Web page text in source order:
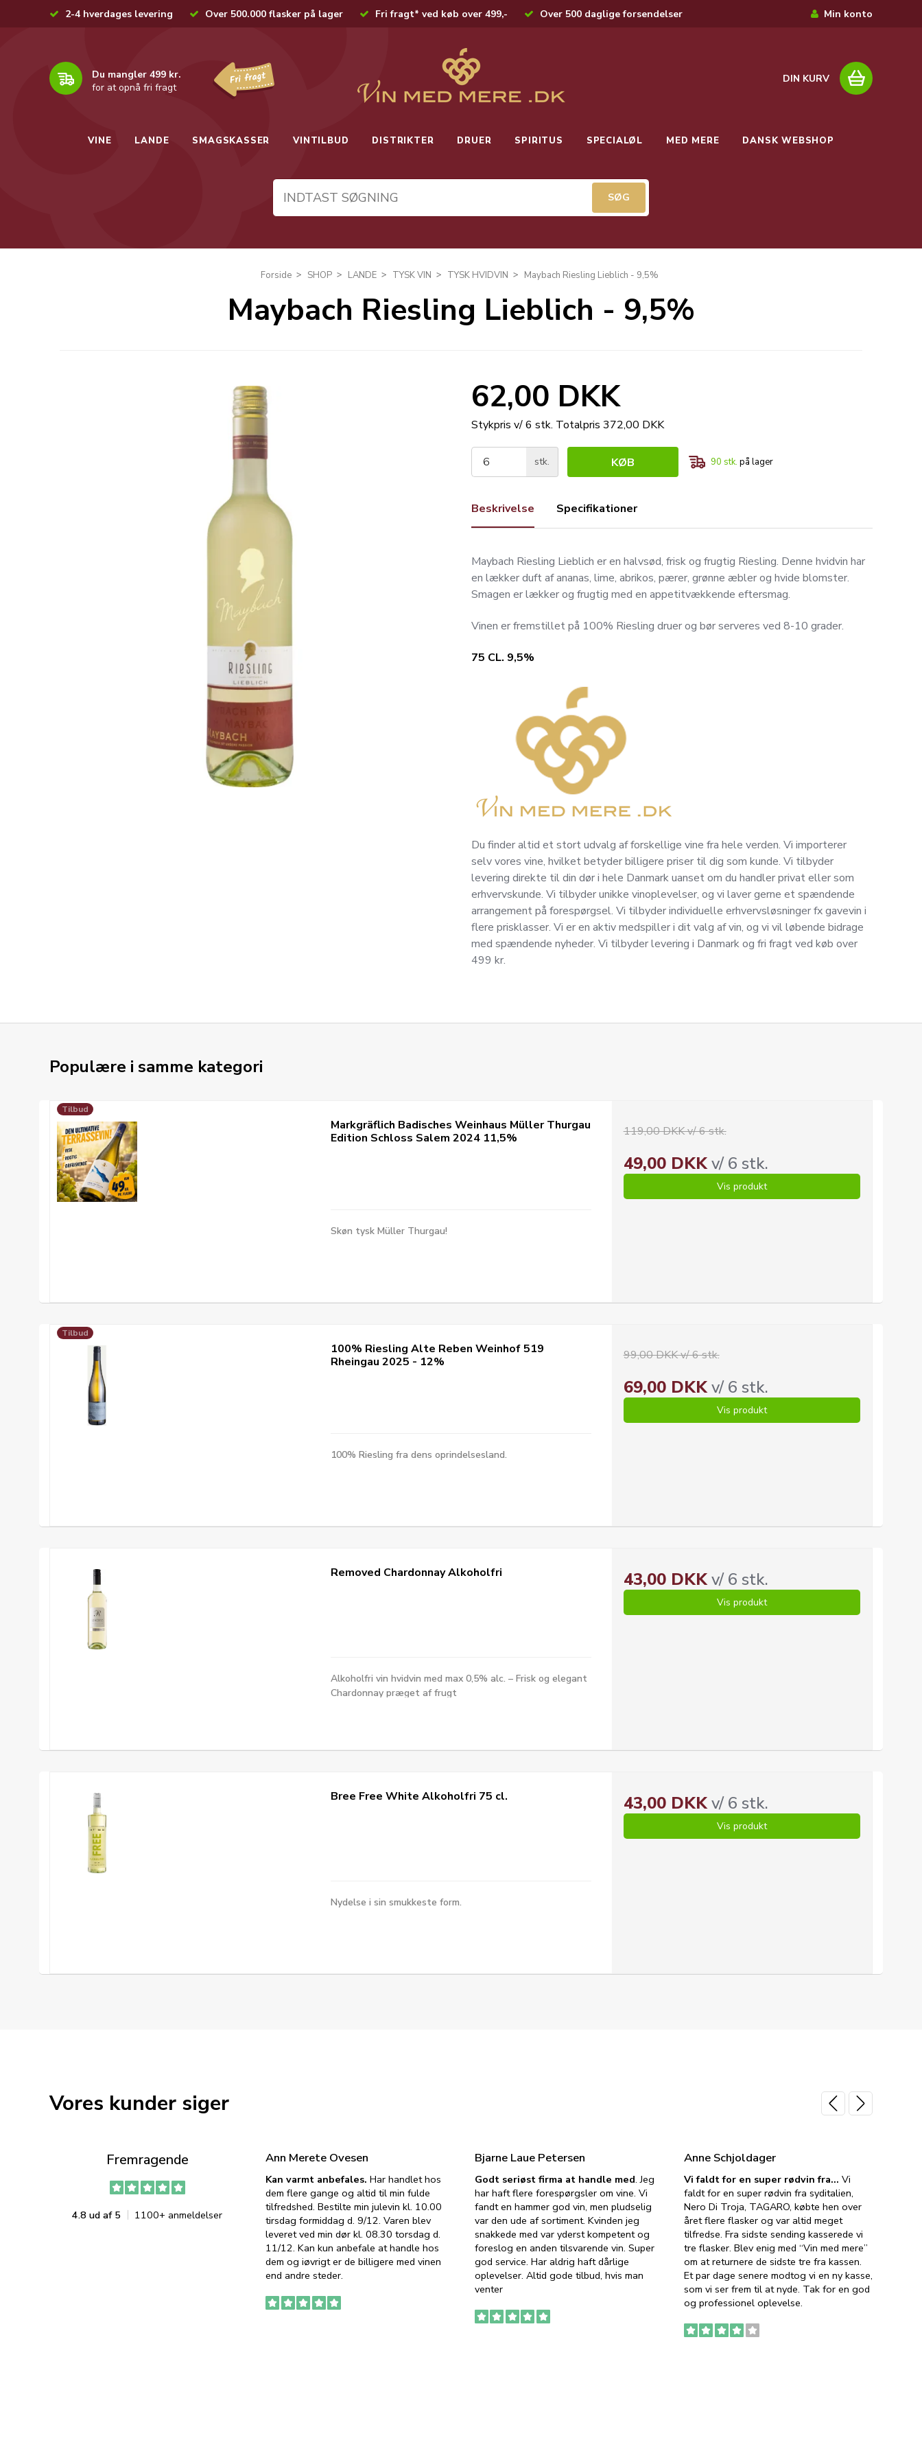
2-4 hverdages levering Over 500.000 flasker på lager Fri fragt* ved køb over 499,- Over 500 daglige forsendelser Min konto
Du mangler 499 kr.
for at opnå fri fragt
DIN KURV
VINE LANDE SMAGSKASSER VINTILBUD DISTRIKTER DRUER SPIRITUS SPECIALØL MED MERE DANSK WEBSHOP
Forside SHOP LANDE TYSK VIN TYSK HVIDVIN Maybach Riesling Lieblich - 9,5%
Maybach Riesling Lieblich - 9,5%
62,00 DKK
Stykpris v/ 6 stk. Totalpris 372,00 DKK
stk. KØB 90 stk. på lager
Beskrivelse Specifikationer
Maybach Riesling Lieblich er en halvsød, frisk og frugtig Riesling. Denne hvidvin har
en lækker duft af ananas, lime, abrikos, pærer, grønne æbler og hvide blomster.
Smagen er lækker og frugtig med en appetitvækkende eftersmag.
Vinen er fremstillet på 100% Riesling druer og bør serveres ved 8-10 grader.
75 CL. 9,5%
Du finder altid et stort udvalg af forskellige vine fra hele verden. Vi importerer
selv vores vine, hvilket betyder billigere priser til dig som kunde. Vi tilbyder
levering direkte til din dør i hele Danmark uanset om du handler privat eller som
erhvervskunde. Vi tilbyder unikke vinoplevelser, og vi laver gerne et spændende
arrangement på forespørgsel. Vi tilbyder individuelle erhvervsløsninger fx gavevin i
flere prisklasser. Vi er en aktiv medspiller i dit valg af vin, og vi vil løbende bidrage
med spændende nyheder. Vi tilbyder levering i Danmark og fri fragt ved køb over
499 kr.
Populære i samme kategori
Tilbud
Markgräflich Badisches Weinhaus Müller Thurgau
Edition Schloss Salem 2024 11,5%
Skøn tysk Müller Thurgau!
119,00 DKK v/ 6 stk.
49,00 DKKv/ 6 stk.
Vis produkt
Tilbud
100% Riesling Alte Reben Weinhof 519
Rheingau 2025 - 12%
100% Riesling fra dens oprindelsesland.
99,00 DKK v/ 6 stk.
69,00 DKKv/ 6 stk.
Vis produkt
Removed Chardonnay Alkoholfri
Alkoholfri vin hvidvin med max 0,5% alc. – Frisk og elegant
Chardonnay præget af frugt
43,00 DKKv/ 6 stk.
Vis produkt
Bree Free White Alkoholfri 75 cl.
Nydelse i sin smukkeste form.
43,00 DKKv/ 6 stk.
Vis produkt
Vores kunder siger
Fremragende
4.8 ud af 5 1100+ anmeldelser
Ann Merete Ovesen
Kan varmt anbefales. Har handlet hos
dem flere gange og altid til min fulde
tilfredshed. Bestilte min julevin kl. 10.00
tirsdag formiddag d. 9/12. Varen blev
leveret ved min dør kl. 08.30 torsdag d.
11/12. Kan kun anbefale at handle hos
dem og iøvrigt er de billigere med vinen
end andre steder.
Bjarne Laue Petersen
Godt seriøst firma at handle med. Jeg
har haft flere forespørgsler om vine. Vi
fandt en hammer god vin, men pludselig
var den ude af sortiment. Kvinden jeg
snakkede med var yderst kompetent og
foreslog en anden tilsvarende vin. Super
god service. Har aldrig haft dårlige
oplevelser. Altid gode tilbud, hvis man
venter
Anne Schjoldager
Vi faldt for en super rødvin fra… Vi
faldt for en super rødvin fra syditalien,
Nero Di Troja, TAGARO, købte hen over
året flere flasker og var altid meget
tilfredse. Fra sidste sending kasserede vi
tre flasker. Blev enig med “Vin med mere”
om at returnere de sidste tre fra kassen.
Et par dage senere modtog vi en ny kasse,
som vi ser frem til at nyde. Tak for en god
og professionel oplevelse.